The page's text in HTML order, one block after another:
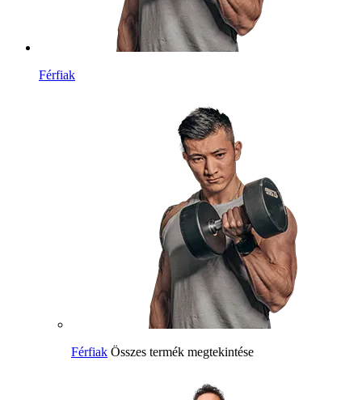
Férfiak
Férfiak Összes termék megtekintése